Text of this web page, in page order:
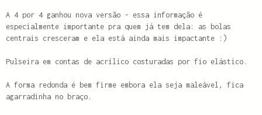
A 4 por 4 ganhou nova versão - essa informação é
especialmente importante pra quem já tem dela: as bolas
centrais cresceram e ela está ainda mais impactante :)
Pulseira em contas de acrílico costuradas por fio elástico.
A forma redonda é bem firme embora ela seja maleável, fica
agarradinha no braço.